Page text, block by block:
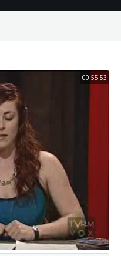
00:55:53